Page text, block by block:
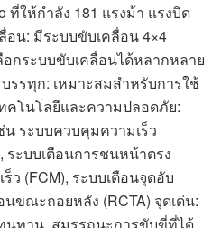
ที่ให้กำลัง 181 แรงม้า แรงบิด
อน: มีระบบขับเคลื่อน 4×4
อกระบบขับเคลื่อนได้หลากหลาย
รรทุก: เหมาะสมสำหรับการใช้
คโนโลยีและความปลอดภัย:
ระบบควบคุมความเร็ว
ะบบเตือนการชนหน้าตรง
ว (FCM), ระบบเตือนจุดอับ
นขณะถอยหลัง (RCTA) จุดเด่น:
นทาน, สมรรถนะการขับขี่ที่ได้